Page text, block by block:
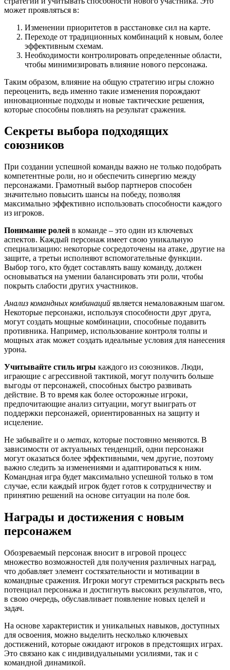
может проявляться в:
Изменении приоритетов в расстановке сил на карте.
Переходе от традиционных комбинаций к новым, более
эффективным схемам.
Необходимости контролировать определенные области,
чтобы минимизировать влияние нового персонажа.
Таким образом, влияние на общую стратегию игры сложно
переоценить, ведь именно такие изменения порождают
инновационные подходы и новые тактические решения,
которые способны повлиять на результат сражения.
Секреты выбора подходящих
союзников
При создании успешной команды важно не только подобрать
компетентные роли, но и обеспечить синергию между
персонажами. Грамотный выбор партнеров способен
значительно повысить шансы на победу, позволяя
максимально эффективно использовать способности каждого
из игроков.
Понимание ролей в команде – это один из ключевых
аспектов. Каждый персонаж имеет свою уникальную
специализацию: некоторые сосредоточены на атаке, другие на
защите, а третьи исполняют вспомогательные функции.
Выбор того, кто будет составлять вашу команду, должен
основываться на умении балансировать эти роли, чтобы
покрыть слабости других участников.
Анализ командных комбинаций является немаловажным шагом.
Некоторые персонажи, используя способности друг друга,
могут создать мощные комбинации, способные подавить
противника. Например, использование контроля толпы и
мощных атак может создать идеальные условия для нанесения
урона.
Учитывайте стиль игры каждого из союзников. Люди,
играющие с агрессивной тактикой, могут получить больше
выгоды от персонажей, способных быстро развивать
действие. В то время как более осторожные игроки,
предпочитающие анализ ситуации, могут выиграть от
поддержки персонажей, ориентированных на защиту и
исцеление.
Не забывайте и о метах, которые постоянно меняются. В
зависимости от актуальных тенденций, одни персонажи
могут оказаться более эффективными, чем другие, поэтому
важно следить за изменениями и адаптироваться к ним.
Командная игра будет максимально успешной только в том
случае, если каждый игрок будет готов к сотрудничеству и
принятию решений на основе ситуации на поле боя.
Награды и достижения с новым
персонажем
Обозреваемый персонаж вносит в игровой процесс
множество возможностей для получения различных наград,
что добавляет элемент состязательности и мотивации в
командные сражения. Игроки могут стремиться раскрыть весь
потенциал персонажа и достигнуть высоких результатов, что,
в свою очередь, обуславливает появление новых целей и
задач.
На основе характеристик и уникальных навыков, доступных
для освоения, можно выделить несколько ключевых
достижений, которые ожидают игроков в предстоящих играх.
Это связано как с индивидуальными усилиями, так и с
командной динамикой.